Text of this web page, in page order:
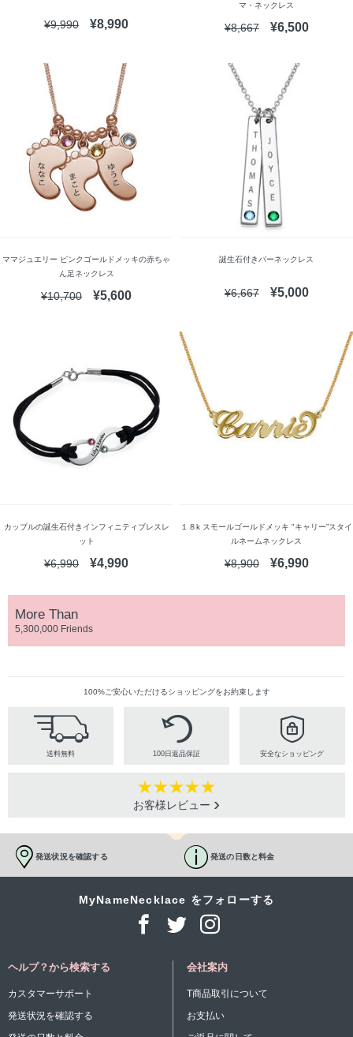
¥9,990 ¥8,990
マ・ネックレス
¥8,667 ¥6,500
ママジュエリー ピンクゴールドメッキの赤ちゃ
ん足ネックレス
¥10,700 ¥5,600
誕生石付きバーネックレス
¥6,667 ¥5,000
カップルの誕生石付きインフィニティブレスレ
ット
¥6,990 ¥4,990
１８k スモールゴールドメッキ "キャリー”スタイ
ルネームネックレス
¥8,900 ¥6,990
More Than
5,300,000 Friends
100%ご安心いただけるショッピングをお約束します
送料無料 100日返品保証 安全なショッピング
お客様レビュー
発送状況を確認する 発送の日数と料金
MyNameNecklace をフォローする
ヘルプ？から検索する
カスタマーサポート
発送状況を確認する
会社案内
T商品取引について
お支払い